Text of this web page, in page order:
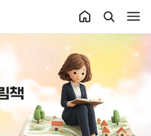
통합검색 레이
전체